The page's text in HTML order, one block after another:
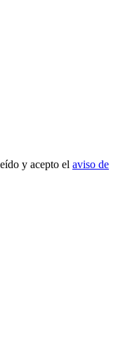
y acepto el aviso de